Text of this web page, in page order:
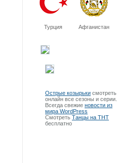
Турция Афганистан
Острые козырьки смотреть
онлайн все сезоны и серии.
Всегда свежие новости из
мира WordPress
Смотреть Танцы на ТНТ
бесплатно